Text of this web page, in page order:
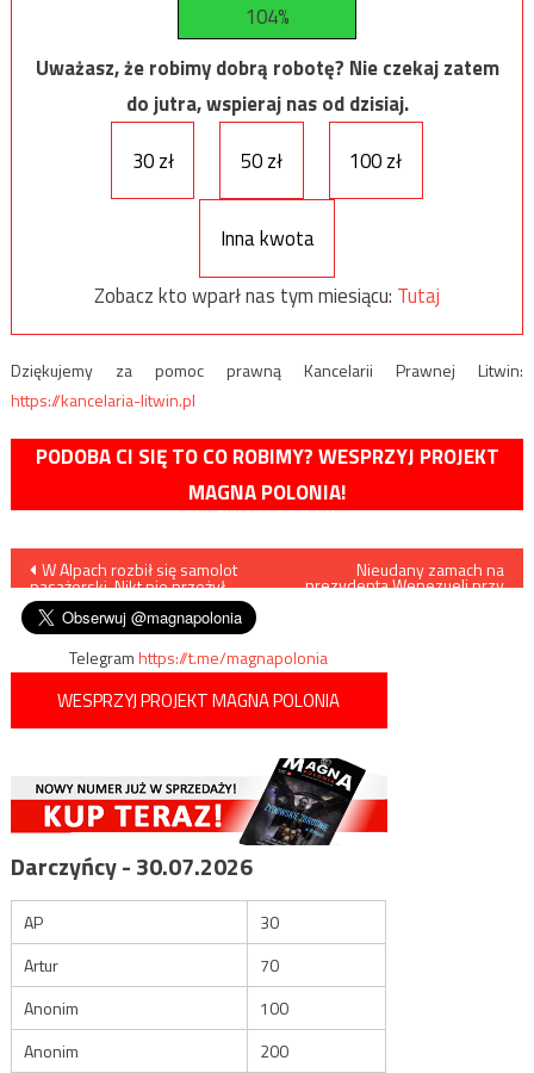
104%
Uważasz, że robimy dobrą robotę? Nie czekaj zatem
do jutra, wspieraj nas od dzisiaj.
30 zł
50 zł 100 zł
Inna kwota
Zobacz kto wparł nas tym miesiącu: Tutaj
Dziękujemy za pomoc prawną Kancelarii Prawnej Litwin:
https://kancelaria-litwin.pl
PODOBA CI SIĘ TO CO ROBIMY? WESPRZYJ PROJEKT
MAGNA POLONIA!
Nawigacja
wpisu
W Alpach rozbił się samolot
pasażerski. Nikt nie przeżył
Nieudany zamach na
prezydenta Wenezueli przy
Telegramhttps://t.me/magnapolonia
WESPRZYJ PROJEKT MAGNA POLONIA
Darczyńcy - 30.07.2026
AP
30
Artur
70
Anonim
100
Anonim
200